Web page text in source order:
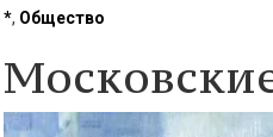
*, Общество